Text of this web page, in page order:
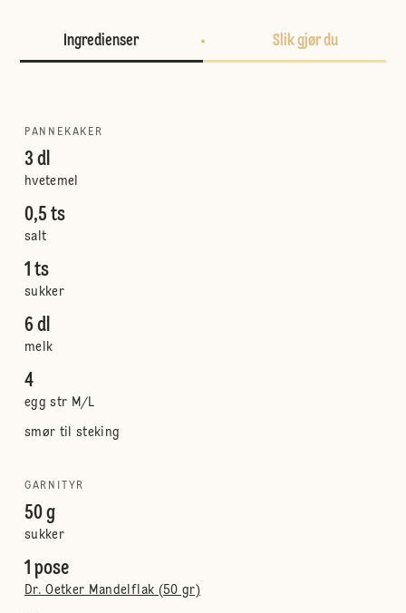
Ingredienser Slik gjør du
PANNEKAKER
3 dl
hvetemel
0,5 ts
salt
1 ts
sukker
6 dl
melk
4
egg str M/L
smør til steking
GARNITYR
50 g
sukker
1 pose
Dr. Oetker Mandelflak (50 gr)